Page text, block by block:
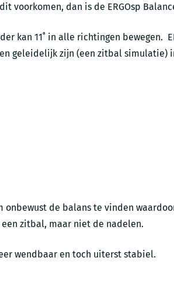
voorkomen, dan is de ERGOsp
kan 11˚ in alle richtingen bewegen.
geleidelijk zijn (een zitbal
de balans te vinden
zitbal, maar niet de nadelen.
wendbaar en toch uiterst stabiel.